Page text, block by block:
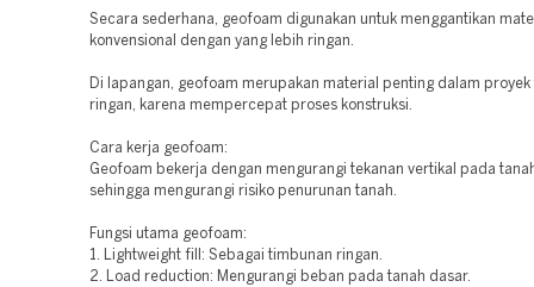
Secara sederhana, geofoam digunakan untuk menggantikan
konvensional dengan yang lebih ringan.
Di lapangan, geofoam merupakan material penting dalam
ringan, karena mempercepat proses konstruksi.
Cara kerja geofoam:
Geofoam bekerja dengan mengurangi tekanan vertikal pada
sehingga mengurangi risiko penurunan tanah.
Fungsi utama geofoam:
1. Lightweight fill: Sebagai timbunan ringan.
2. Load reduction: Mengurangi beban pada tanah dasar.